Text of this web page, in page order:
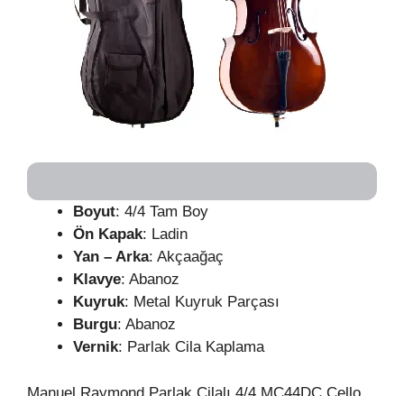
Boyut: 4/4 Tam Boy
Ön Kapak: Ladin
Yan – Arka: Akçaağaç
Klavye: Abanoz
Kuyruk: Metal Kuyruk Parçası
Burgu: Abanoz
Vernik: Parlak Cila Kaplama
Manuel Raymond Parlak Cilalı 4/4 MC44DC Çello,